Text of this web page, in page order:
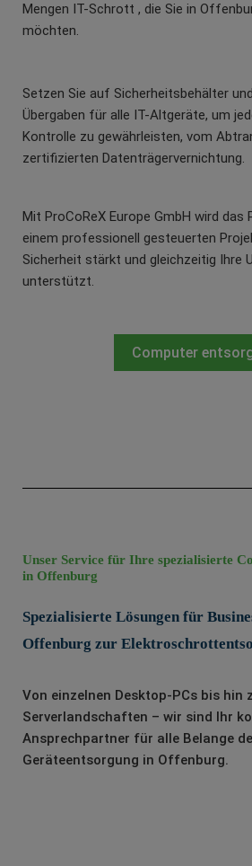
Mengen IT-Schrott , die Sie in
möchten.
Setzen Sie auf Sicherheitsbehälter
Übergaben für alle IT-Altgeräte, um
Kontrolle zu gewährleisten, vom
zertifizierten Datenträgervernichtung.
Mit ProCoReX Europe GmbH wird das
einem professionell gesteuerten
Sicherheit stärkt und gleichzeitig Ihre
unterstützt.
Computer
Unser Service für Ihre spezialisierte
in Offenburg
Spezialisierte Lösungen für
Offenburg zur
Von einzelnen Desktop-PCs bis hin
Serverlandschaften – wir sind Ihr
Ansprechpartner für alle Belange
Geräteentsorgung in Offenburg.